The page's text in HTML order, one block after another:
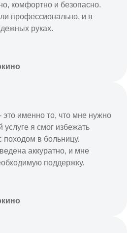
комфортно и безопасно.
профессионально, и я
руках.
это именно то, что мне нужно
я смог избежать
походом в больницу.
аккуратно, и мне
поддержку.